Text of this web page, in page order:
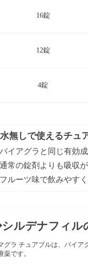
16錠
12錠
4錠
無しで使えるチュ
バイアグラと同じ有効
通常の錠剤よりも吸収
フルーツ味で飲みやす
ルデナフィル
グラ チュアブルは、バイア
薬です。